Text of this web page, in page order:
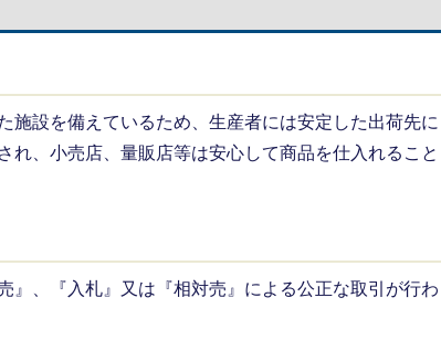
施設を備えているため、生産者には安定した出荷先に
れ、小売店、量販店等は安心して商品を仕入れること
』、『入札』又は『相対売』による公正な取引が行わ